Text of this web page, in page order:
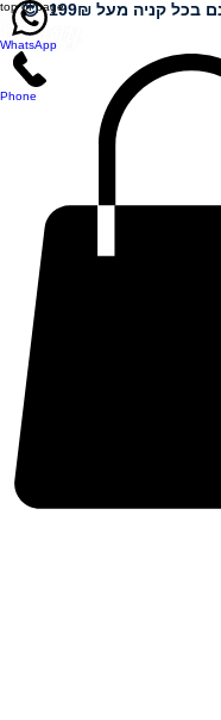
top of page קניה מעל 199₪ 😍
WhatsApp
Phone